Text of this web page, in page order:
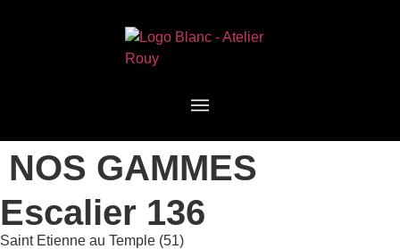
NOS GAMMES
Escalier 136
Saint Etienne au Temple (51)